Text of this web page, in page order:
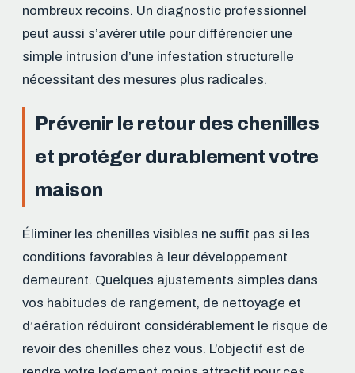
nombreux recoins. Un diagnostic professionnel
peut aussi s’avérer utile pour différencier une
simple intrusion d’une infestation structurelle
nécessitant des mesures plus radicales.
Prévenir le retour des chenilles
et protéger durablement votre
maison
Éliminer les chenilles visibles ne suffit pas si les
conditions favorables à leur développement
demeurent. Quelques ajustements simples dans
vos habitudes de rangement, de nettoyage et
d’aération réduiront considérablement le risque de
revoir des chenilles chez vous. L’objectif est de